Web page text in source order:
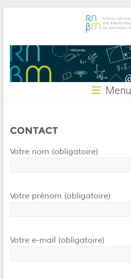
RNBM
Menu
CONTACT
Votre nom (obligatoire)
Votre prénom (obligatoire)
Votre e-mail (obligatoire)